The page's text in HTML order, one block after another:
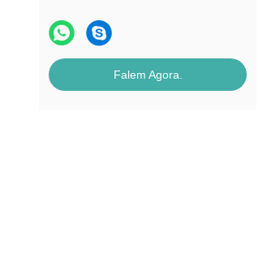
Falem Agora.